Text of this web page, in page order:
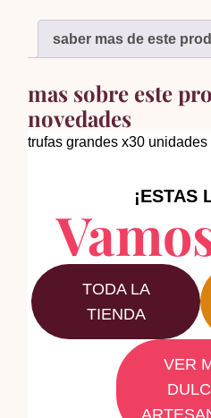
saber mas de este
mas sobre este
novedades
trufas grandes x30 unidades
¡ESTAS
TODA LA
TIENDA
VER